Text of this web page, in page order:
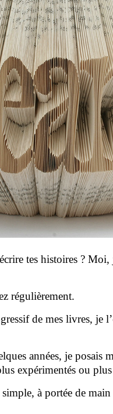
tes histoires ?
régulièrement.
de mes livres, je
années, je posais
expérimentés ou
à portée de